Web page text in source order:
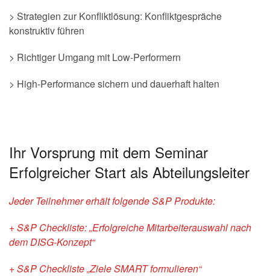
> Strategien zur Konfliktlösung: Konfliktgespräche
konstruktiv führen
> Richtiger Umgang mit Low-Performern
> High-Performance sichern und dauerhaft halten
Ihr Vorsprung mit dem Seminar
Erfolgreicher Start als Abteilungsleiter
Jeder Teilnehmer erhält folgende S&P Produkte:
+ S&P Checkliste: „Erfolgreiche Mitarbeiterauswahl nach
dem DISG-Konzept“
+ S&P Checkliste „Ziele SMART formulieren“